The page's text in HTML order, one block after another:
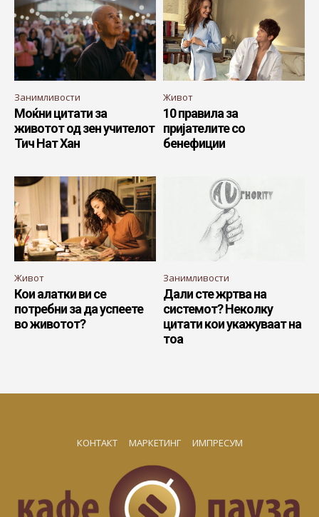
Занимливости
Моќни цитати за
животот од зен учителот
Тич Нат Хан
Живот
10 правила за
пријателите со
бенефиции
Живот
Кои алатки ви се
потребни за да успеете
во животот?
Занимливости
Дали сте жртва на
системот? Неколку
цитати кои укажуваат на
тоа
КОНТАКТ МАРКЕТИНГ ИМПРЕСУМ